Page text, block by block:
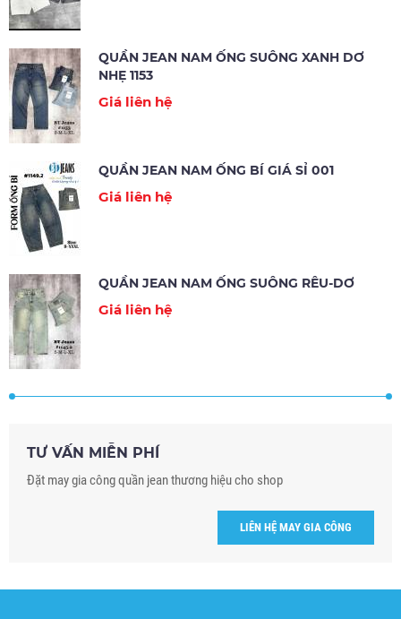
QUẦN JEAN NAM ỐNG SUÔNG XANH DƠ
NHẸ 1153
Giá liên hệ
QUẦN JEAN NAM ỐNG BÍ GIÁ SỈ 001
Giá liên hệ
QUẦN JEAN NAM ỐNG SUÔNG RÊU-DƠ
Giá liên hệ
TƯ VẤN MIỄN PHÍ
Đặt may gia công quần jean thương hiệu cho shop
LIÊN HỆ MAY GIA CÔNG